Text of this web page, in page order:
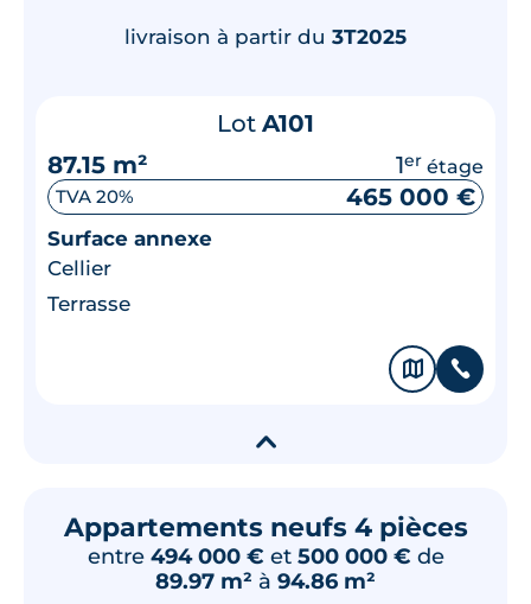
livraison à partir du 3T2025
Lot A101
87.15 m²
1er étage
TVA 20% 465 000 €
Surface annexe
Cellier
Terrasse
🗞 📞
▾
Appartements neufs 4 pièces
entre 494 000 € et 500 000 € de
89.97 m² à 94.86 m²